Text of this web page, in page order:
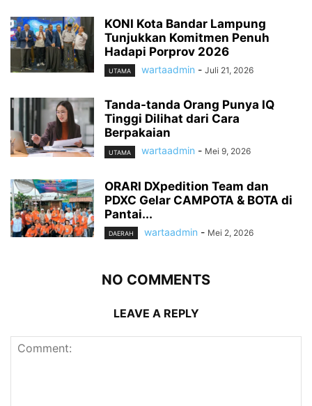
KONI Kota Bandar Lampung
Tunjukkan Komitmen Penuh
Hadapi Porprov 2026
UTAMA wartaadmin - Juli 21, 2026
Tanda-tanda Orang Punya IQ
Tinggi Dilihat dari Cara
Berpakaian
UTAMA wartaadmin - Mei 9, 2026
ORARI DXpedition Team dan
PDXC Gelar CAMPOTA & BOTA di
Pantai...
DAERAH wartaadmin - Mei 2, 2026
NO COMMENTS
LEAVE A REPLY